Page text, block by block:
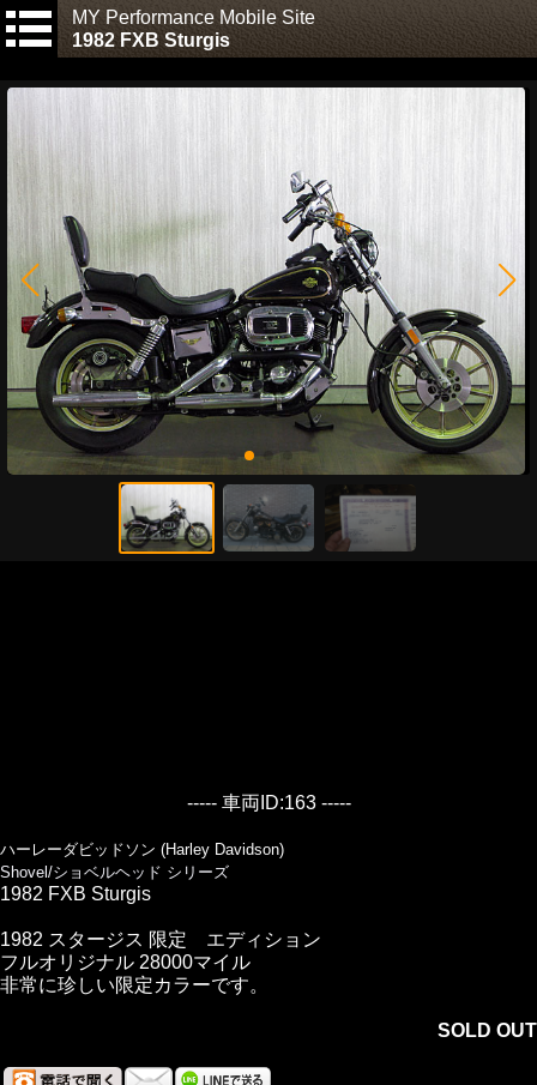
MY Performance Mobile Site
1982 FXB Sturgis
----- 車両ID:163 -----
ハーレーダビッドソン (Harley Davidson)
Shovel/ショベルヘッド シリーズ
1982 FXB Sturgis
1982 スタージス 限定 エディション
フルオリジナル 28000マイル
非常に珍しい限定カラーです。
SOLD OUT